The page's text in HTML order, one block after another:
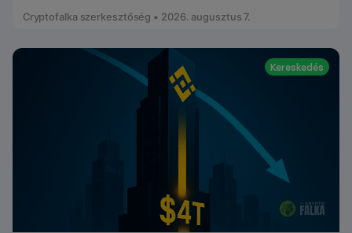
Cryptofalka szerkesztőség • 2026. augusztus 7.
Kereskedés